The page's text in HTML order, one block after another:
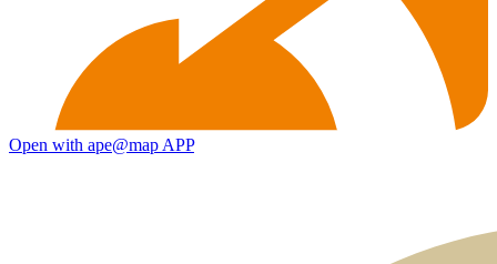
Open with ape@map APP